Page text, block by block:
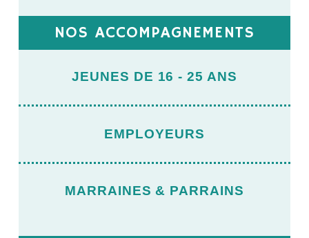
NOS ACCOMPAGNEMENTS
JEUNES DE 16 - 25 ANS
EMPLOYEURS
MARRAINES & PARRAINS